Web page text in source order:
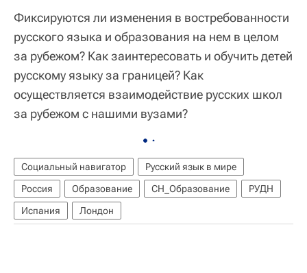
Фиксируются ли изменения в востребованности
русского языка и образования на нем в целом
за рубежом? Как заинтересовать и обучить детей
русскому языку за границей? Как
осуществляется взаимодействие русских школ
за рубежом с нашими вузами?
Социальный навигатор
Русский язык в мире
Россия
Образование СН_Образование
РУДН
Испания
Лондон